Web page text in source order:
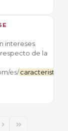
intereses
de la
es/ caracteristicas